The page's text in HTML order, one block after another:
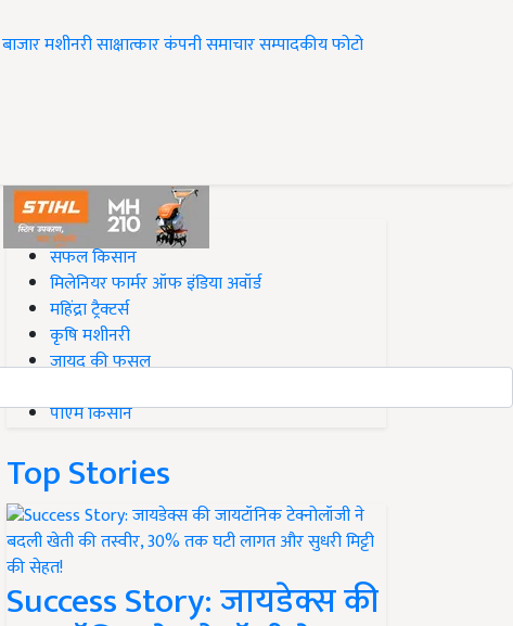
बाजारमशीनरीसाक्षात्कारकंपनी समाचारसम्पादकीयफोटो
#Top on Krishi Jagran
सफल किसान
मिलेनियर फार्मर ऑफ इंडिया अवॉर्ड
महिंद्रा ट्रैक्टर्स
कृषि मशीनरी
जायद की फसल
पीएम किसान
Top Stories
Success Story: जायडेक्स की